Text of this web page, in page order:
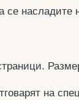
насладите
на